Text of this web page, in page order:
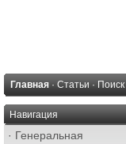
Главная · Статьи · Поиск
Навигация
· Генеральная